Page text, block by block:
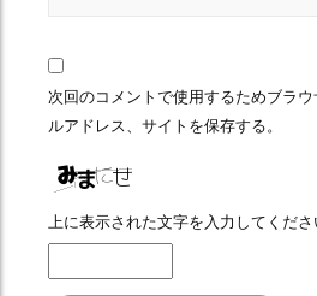
次回のコメントで使用するためブラ
ルアドレス、サイトを保存する。
上に表示された文字を入力してくださ